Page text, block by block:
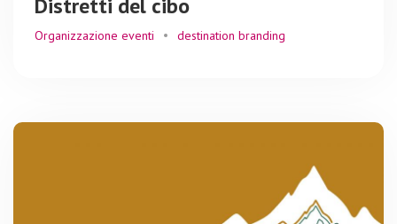
Distretti del cibo
Organizzazione eventi destination branding